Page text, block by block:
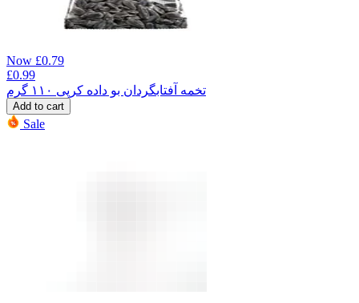
Now £0.79
£0.99
تخمه آفتابگردان بو داده کرپی ۱۱۰ گرم
Add to cart
Sale